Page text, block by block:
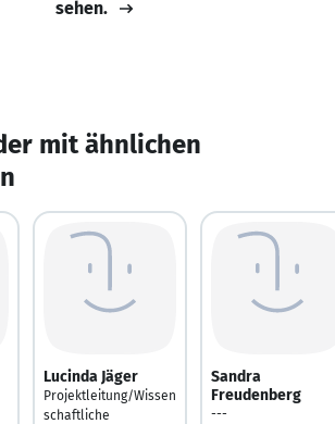
sehen.
mit ähnlichen
Lucinda Jäger
Projektleitung/Wissen
schaftliche
Sandra
Freudenberg
---